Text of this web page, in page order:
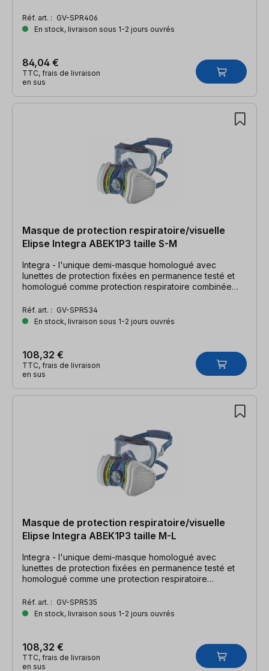
échangé, ni repris pour des raisons d'hygiène !
Réf. art. : GV-SPR406
En stock, livraison sous 1-2 jours ouvrés
84,04 €
TTC, frais de livraison
en sus
Masque de protection respiratoire/visuelle
Elipse Integra ABEK1P3 taille S-M
Integra - l'unique demi-masque homologué avec
lunettes de protection fixées en permanence testé et
homologué comme protection respiratoire combinée
échangé, ni repris pour des raisons d'hygiène !
Réf. art. : GV-SPR534
En stock, livraison sous 1-2 jours ouvrés
108,32 €
TTC, frais de livraison
en sus
Masque de protection respiratoire/visuelle
Elipse Integra ABEK1P3 taille M-L
Integra - l'unique demi-masque homologué avec
lunettes de protection fixées en permanence testé et
homologué comme une protection respiratoire
ni échangé, ni repris pour des raisons d'hygiène !
Réf. art. : GV-SPR535
En stock, livraison sous 1-2 jours ouvrés
108,32 €
TTC, frais de livraison
en sus